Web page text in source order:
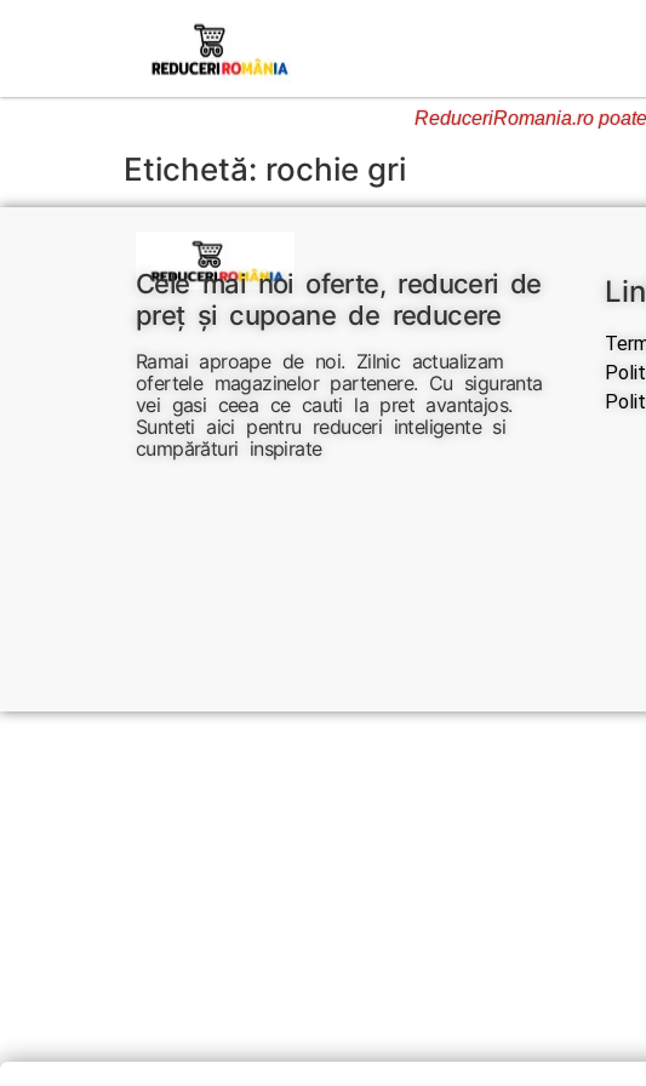
ReduceriRomania.ro
Etichetă: rochie gri
Cele mai noi oferte, reduceri de
preț și cupoane de reducere
Ramai aproape de noi. Zilnic actualizam
ofertele magazinelor partenere. Cu siguranta
vei gasi ceea ce cauti la pret avantajos.
Sunteti aici pentru reduceri inteligente si
cumpărături inspirate